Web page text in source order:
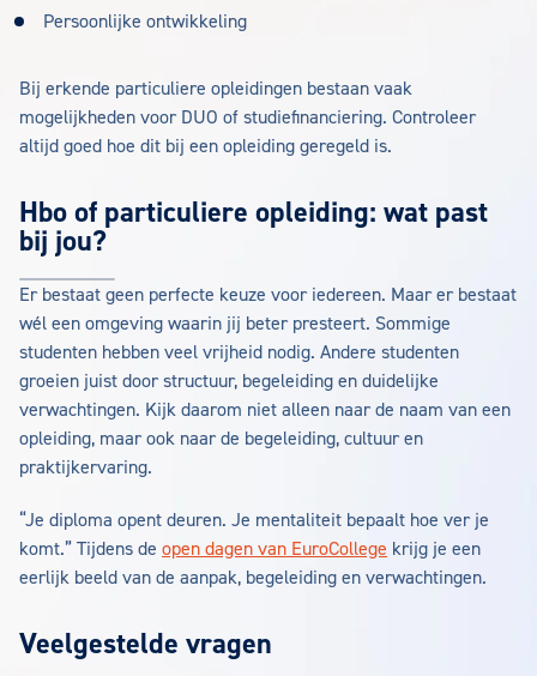
Persoonlijke ontwikkeling
Bij erkende particuliere opleidingen bestaan vaak
mogelijkheden voor DUO of studiefinanciering. Controleer
altijd goed hoe dit bij een opleiding geregeld is.
Hbo of particuliere opleiding: wat past
bij jou?
Er bestaat geen perfecte keuze voor iedereen. Maar er bestaat
wél een omgeving waarin jij beter presteert. Sommige
studenten hebben veel vrijheid nodig. Andere studenten
groeien juist door structuur, begeleiding en duidelijke
verwachtingen. Kijk daarom niet alleen naar de naam van een
opleiding, maar ook naar de begeleiding, cultuur en
praktijkervaring.
“Je diploma opent deuren. Je mentaliteit bepaalt hoe ver je
komt.” Tijdens de open dagen van EuroCollege krijg je een
eerlijk beeld van de aanpak, begeleiding en verwachtingen.
Veelgestelde vragen